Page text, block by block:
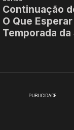
PUBLICIDADE